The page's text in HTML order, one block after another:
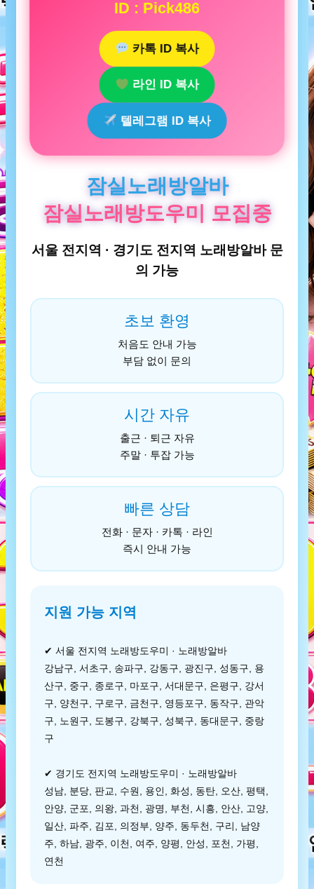
ID : Pick486
카톡 ID 복사
라인 ID 복사
텔레그램 ID 복사
잠실노래방알바
잠실노래방도우미 모집중
서울 전지역 · 경기도 전지역 노래방알바 문
의 가능
초보 환영
처음도 안내 가능
부담 없이 문의
시간 자유
출근 · 퇴근 자유
주말 · 투잡 가능
빠른 상담
전화 · 문자 · 카톡 · 라인
즉시 안내 가능
지원 가능 지역
✔ 서울 전지역 노래방도우미 · 노래방알바
강남구, 서초구, 송파구, 강동구, 광진구, 성동구, 용
산구, 중구, 종로구, 마포구, 서대문구, 은평구, 강서
구, 양천구, 구로구, 금천구, 영등포구, 동작구, 관악
구, 노원구, 도봉구, 강북구, 성북구, 동대문구, 중랑
구
✔ 경기도 전지역 노래방도우미 · 노래방알바
성남, 분당, 판교, 수원, 용인, 화성, 동탄, 오산, 평택,
안양, 군포, 의왕, 과천, 광명, 부천, 시흥, 안산, 고양,
일산, 파주, 김포, 의정부, 양주, 동두천, 구리, 남양
주, 하남, 광주, 이천, 여주, 양평, 안성, 포천, 가평,
연천